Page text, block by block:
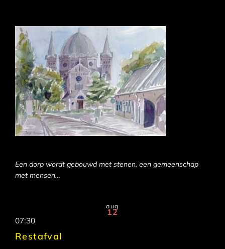
Een dorp wordt gebouwd met stenen, een gemeenschap
met mensen…
aug
12
07:30
Restafval